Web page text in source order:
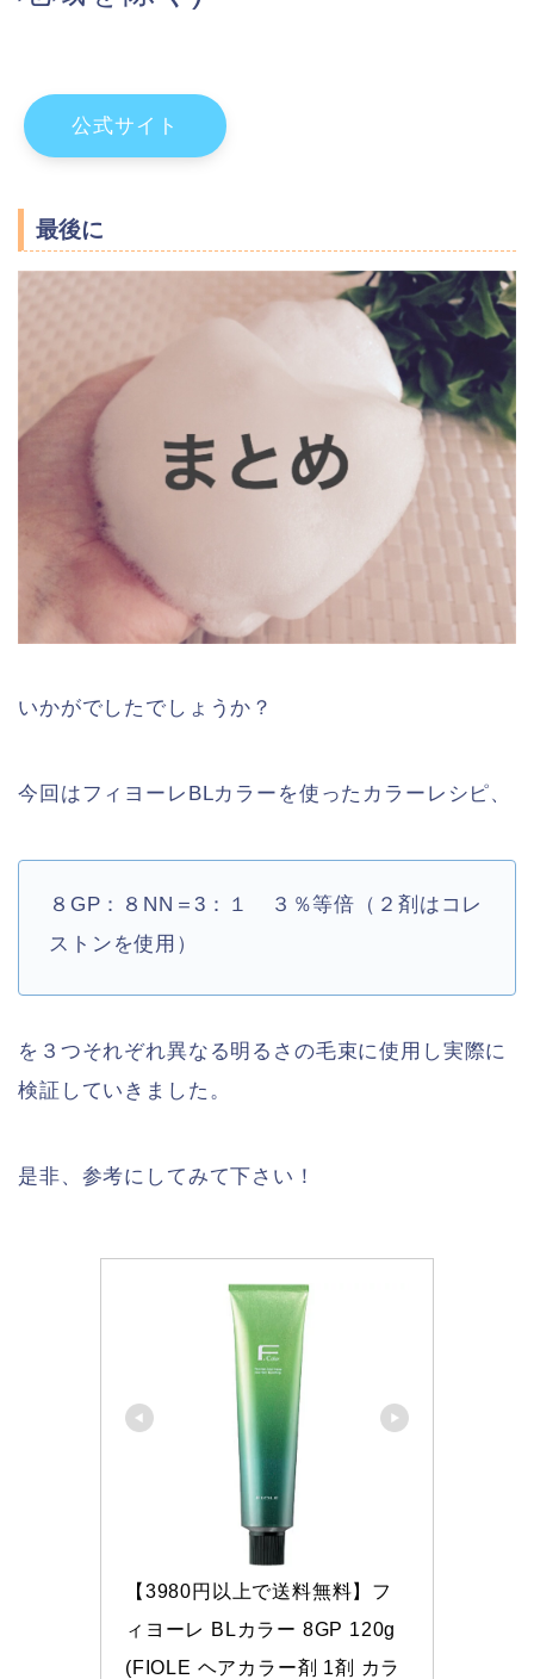
公式サイト
最後に
いかがでしたでしょうか？
今回はフィヨーレBLカラーを使ったカラーレシピ、
８GP：８NN ＝3：１ ３％等倍（２剤はコレ
ストンを使用）
を３つそれぞれ異なる明るさの毛束に使用し実際に
検証していきました。
是非、参考にしてみて下さい！
【3980円以上で送料無料】フ
ィヨーレ BLカラー 8GP 120g
(FIOLE ヘアカラー剤 1剤 カラ